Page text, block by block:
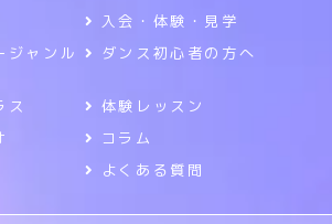
入会・体験・見学
ジャンル
ダンス初心者の方へ
ス
体験レッスン
コラム
よくある質問